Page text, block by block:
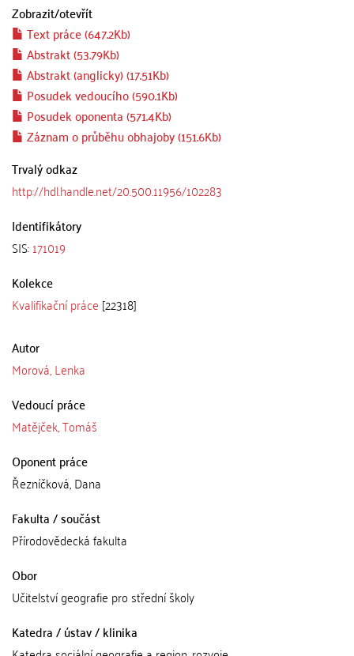
Zobrazit/otevřít
Text práce (647.2Kb)
Abstrakt (53.79Kb)
Abstrakt (anglicky) (17.51Kb)
Posudek vedoucího (590.1Kb)
Posudek oponenta (571.4Kb)
Záznam o průběhu obhajoby (151.6Kb)
Trvalý odkaz
http://hdl.handle.net/20.500.11956/102283
Identifikátory
SIS:171019
Kolekce
Kvalifikační práce [22318]
Autor
Morová, Lenka
Vedoucí práce
Matějček, Tomáš
Oponent práce
Řezníčková, Dana
Fakulta / součást
Přírodovědecká fakulta
Obor
Učitelství geografie pro střední školy
Katedra / ústav / klinika